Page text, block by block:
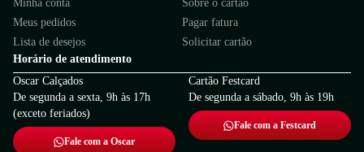
Minha conta
Meus pedidos
Lista de desejos
Sobre o cartão
Pagar fatura
Solicitar cartão
Horário de atendimento
Oscar Calçados
De segunda a sexta, 9h às 17h
(exceto feriados)
Fale com a Oscar
Cartão Festcard
De segunda a sábado, 9h às 19h
Fale com a Festcard